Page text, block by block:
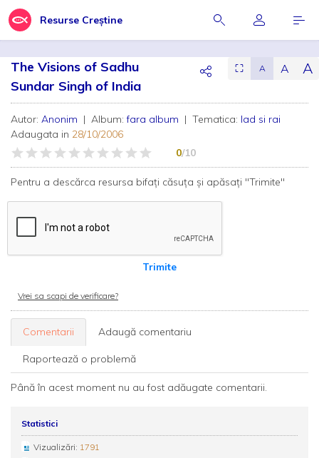
Resurse Creștine
The Visions of Sadhu
Sundar Singh of India
⛶ A A A
Autor: Anonim | Album:fara album | Tematica: Iad si rai
Adaugata in 28/10/2006
0/10
Pentru a descărca resursa bifați căsuța și apăsați "Trimite"
Trimite
Vrei sa scapi de verificare?
Comentarii Adaugă comentariu
Raportează o problemă
Până în acest moment nu au fost adăugate comentarii.
Statistici
Vizualizări: 1791